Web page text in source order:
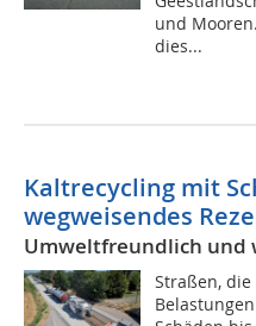
und
dies...
Kaltrecycling mit
wegweisendes
Umweltfreundlich und
Straßen,